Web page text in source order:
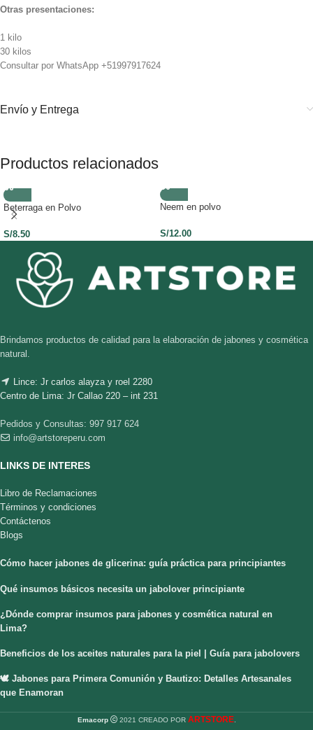
Otras presentaciones:
1 kilo
30 kilos
Consultar por WhatsApp +51997917624
Envío y Entrega
Productos relacionados
Beterraga en Polvo
S/8.50
Neem en polvo
S/12.00
Brindamos productos de calidad para la elaboración de jabones y cosmética
natural.
Lince: Jr carlos alayza y roel 2280
Centro de Lima: Jr Callao 220 – int 231
Pedidos y Consultas: 997 917 624
info@artstoreperu.com
LINKS DE INTERES
Libro de Reclamaciones
Términos y condiciones
Contáctenos
Blogs
Cómo hacer jabones de glicerina: guía práctica para principiantes
Qué insumos básicos necesita un jabolover principiante
¿Dónde comprar insumos para jabones y cosmética natural en
Lima?
Beneficios de los aceites naturales para la piel | Guía para jabolovers
🕊️ Jabones para Primera Comunión y Bautizo: Detalles Artesanales
que Enamoran
Emacorp 2021 CREADO POR ARTSTORE.